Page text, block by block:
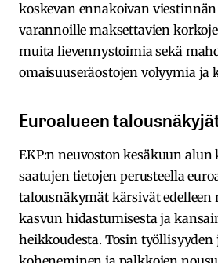
koskevan ennakoivan
varannoille maksettavien
muita lievennystoimia sekä
omaisuuseräostojen volyymia ja
Euroalueen
EKP:n neuvoston kesäkuun alun
saatujen tietojen perusteella
talousnäkymät kärsivät edelleen
kasvun hidastumisesta ja
heikkoudesta. Tosin työllisyyden